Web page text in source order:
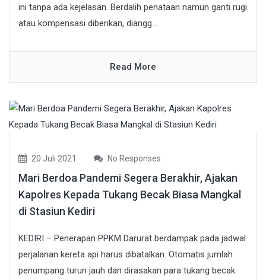
ini tanpa ada kejelasan. Berdalih penataan namun ganti rugi
atau kompensasi diberikan, diangg...
Read More
20 Juli 2021 No Responses
Mari Berdoa Pandemi Segera Berakhir, Ajakan
Kapolres Kepada Tukang Becak Biasa Mangkal
di Stasiun Kediri
KEDIRI – Penerapan PPKM Darurat berdampak pada jadwal
perjalanan kereta api harus dibatalkan. Otomatis jumlah
penumpang turun jauh dan dirasakan para tukang becak